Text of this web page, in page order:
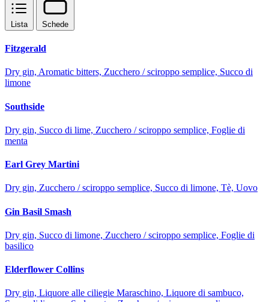
Lista Schede
Fitzgerald
Dry gin, Aromatic bitters, Zucchero / sciroppo semplice, Succo di
limone
Southside
Dry gin, Succo di lime, Zucchero / sciroppo semplice, Foglie di
menta
Earl Grey Martini
Dry gin, Zucchero / sciroppo semplice, Succo di limone, Tè, Uovo
Gin Basil Smash
Dry gin, Succo di limone, Zucchero / sciroppo semplice, Foglie di
basilico
Elderflower Collins
Dry gin, Liquore alle ciliegie Maraschino, Liquore di sambuco,